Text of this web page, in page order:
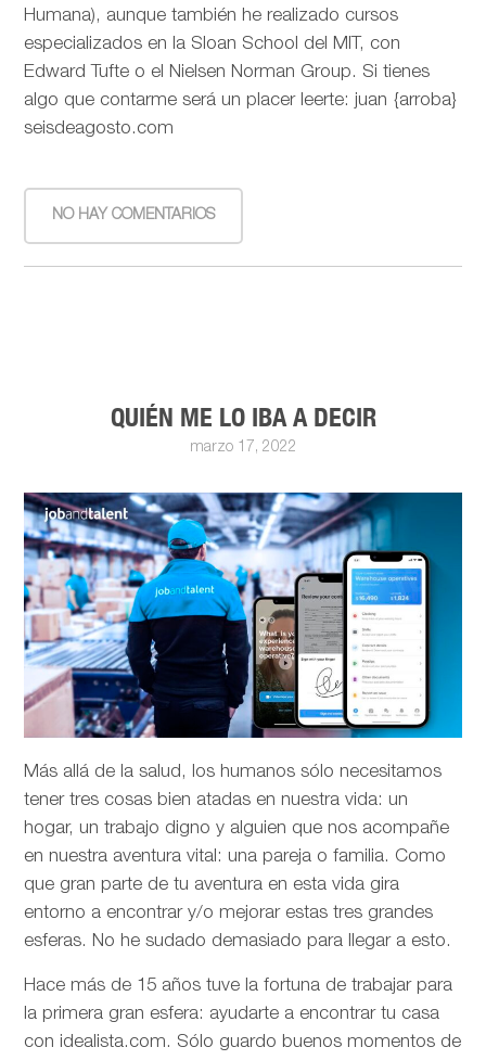
Humana), aunque también he realizado cursos
especializados en la Sloan School del MIT, con
Edward Tufte o el Nielsen Norman Group. Si tienes
algo que contarme será un placer leerte: juan {arroba}
seisdeagosto.com
NO HAY COMENTARIOS
QUIÉN ME LO IBA A DECIR
marzo 17, 2022
Más allá de la salud, los humanos sólo necesitamos
tener tres cosas bien atadas en nuestra vida: un
hogar, un trabajo digno y alguien que nos acompañe
en nuestra aventura vital: una pareja o familia. Como
que gran parte de tu aventura en esta vida gira
entorno a encontrar y/o mejorar estas tres grandes
esferas. No he sudado demasiado para llegar a esto.
Hace más de 15 años tuve la fortuna de trabajar para
la primera gran esfera: ayudarte a encontrar tu casa
con idealista.com. Sólo guardo buenos momentos de